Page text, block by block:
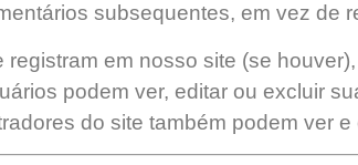
subsequentes, em vez de
registram em nosso site (se
podem ver, editar ou excluir
do site também podem ver